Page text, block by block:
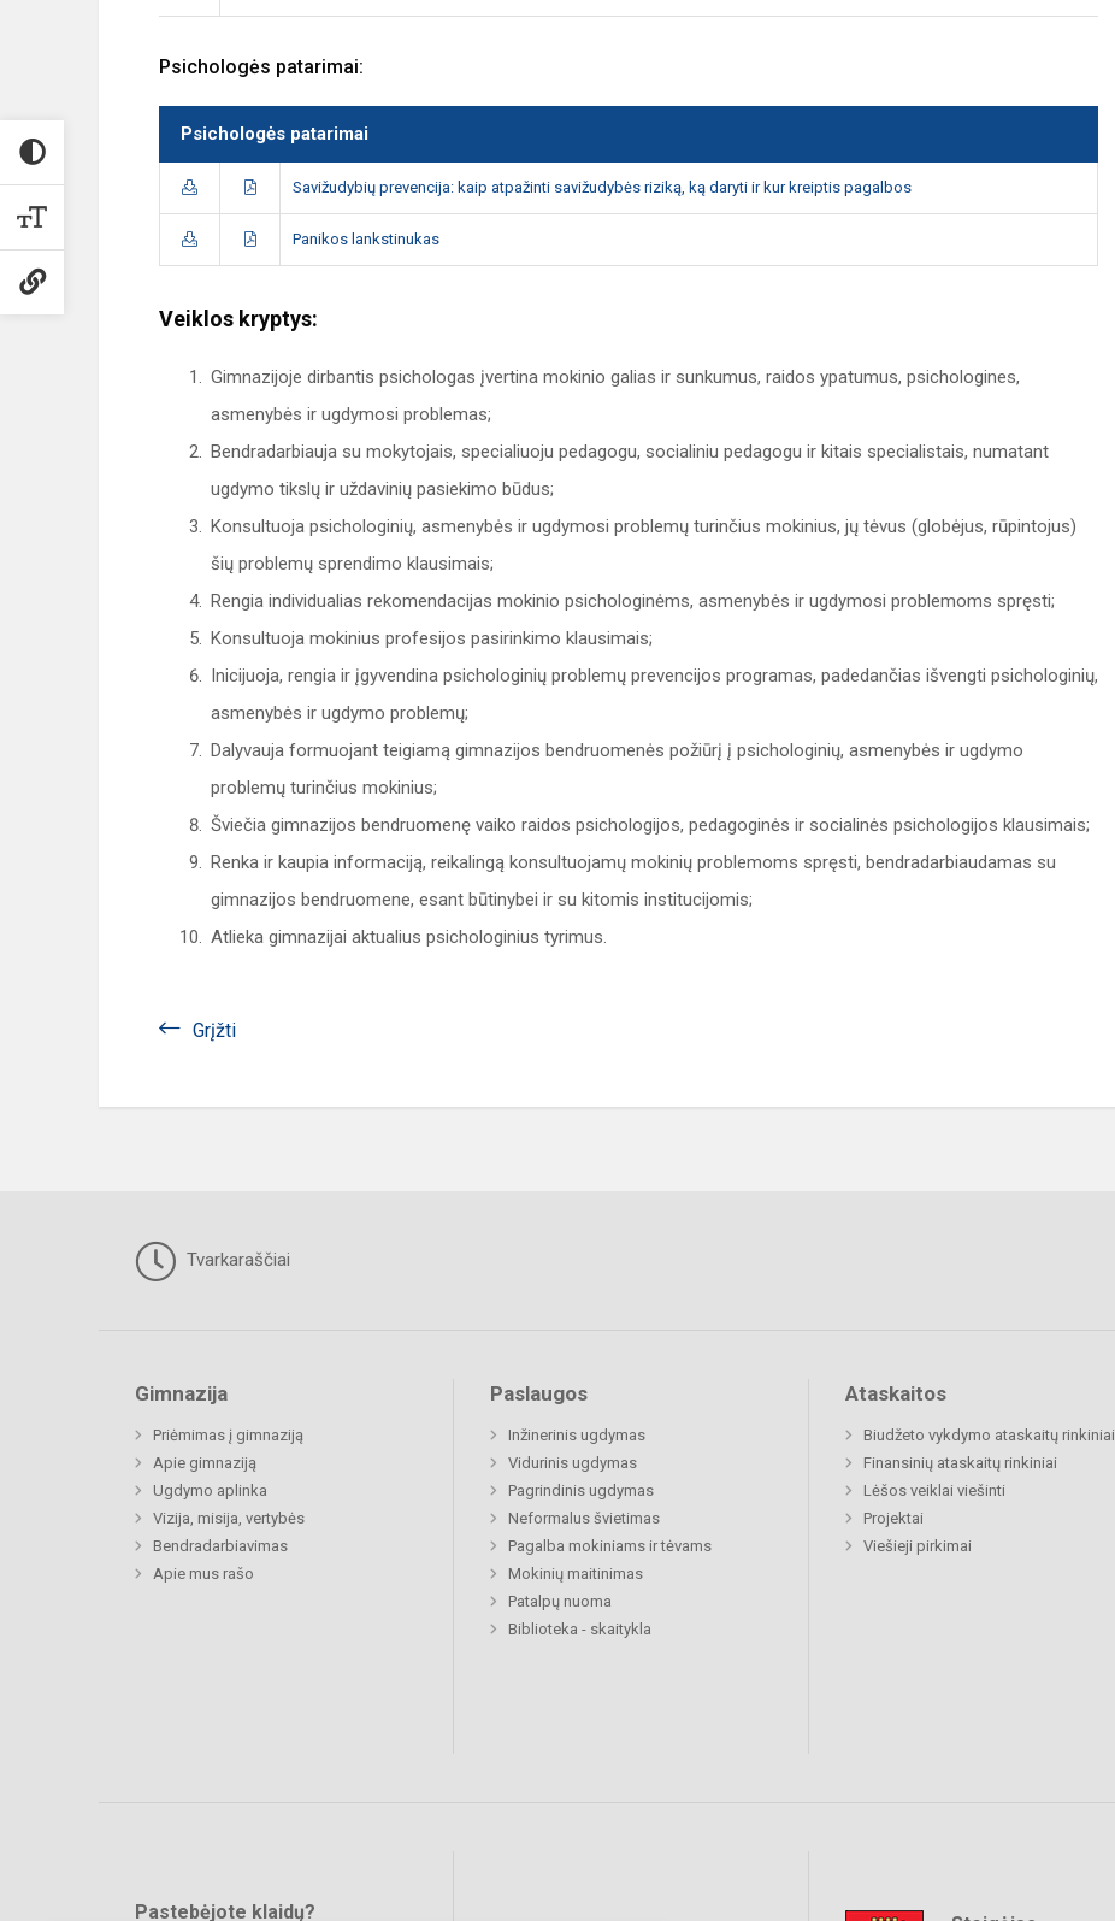
Psichologės patarimai:
Psichologės patarimai
Savižudybių prevencija: kaip atpažinti savižudybės riziką, ką daryti ir kur kreiptis pagalbos
Panikos lankstinukas
Veiklos kryptys:
Gimnazijoje dirbantis psichologas įvertina mokinio galias ir sunkumus, raidos ypatumus, psichologines,
asmenybės ir ugdymosi problemas;
Bendradarbiauja su mokytojais, specialiuoju pedagogu, socialiniu pedagogu ir kitais specialistais, numatant
ugdymo tikslų ir uždavinių pasiekimo būdus;
Konsultuoja psichologinių, asmenybės ir ugdymosi problemų turinčius mokinius, jų tėvus (globėjus, rūpintojus)
šių problemų sprendimo klausimais;
Rengia individualias rekomendacijas mokinio psichologinėms, asmenybės ir ugdymosi problemoms spręsti;
Konsultuoja mokinius profesijos pasirinkimo klausimais;
Inicijuoja, rengia ir įgyvendina psichologinių problemų prevencijos programas, padedančias išvengti psichologinių,
asmenybės ir ugdymo problemų;
Dalyvauja formuojant teigiamą gimnazijos bendruomenės požiūrį į psichologinių, asmenybės ir ugdymo
problemų turinčius mokinius;
Šviečia gimnazijos bendruomenę vaiko raidos psichologijos, pedagoginės ir socialinės psichologijos klausimais;
Renka ir kaupia informaciją, reikalingą konsultuojamų mokinių problemoms spręsti, bendradarbiaudamas su
gimnazijos bendruomene, esant būtinybei ir su kitomis institucijomis;
Atlieka gimnazijai aktualius psichologinius tyrimus.
Grįžti
Tvarkaraščiai
Gimnazija
Priėmimas į gimnaziją
Apie gimnaziją
Ugdymo aplinka
Vizija, misija, vertybės
Bendradarbiavimas
Apie mus rašo
Paslaugos
Inžinerinis ugdymas
Vidurinis ugdymas
Pagrindinis ugdymas
Neformalus švietimas
Pagalba mokiniams ir tėvams
Mokinių maitinimas
Patalpų nuoma
Biblioteka - skaitykla
Ataskaitos
Biudžeto vykdymo ataskaitų rinkiniai
Finansinių ataskaitų rinkiniai
Lėšos veiklai viešinti
Projektai
Viešieji pirkimai
Pastebėjote klaidų?